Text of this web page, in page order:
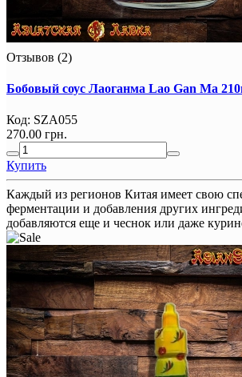
Отзывов (2)
Бобовый соус Лаоганма Lao Gan Ma
Код: SZA055
270.00 грн.
Купить
Каждый из регионов Китая имеет свою
ферментации и добавления других
добавляются еще и чеснок или даже